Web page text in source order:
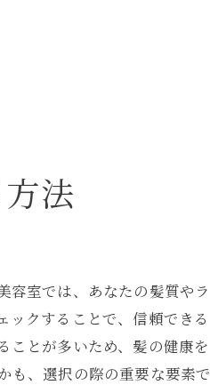
法
容室では、あなたの髪質やラ
クすることで、信頼できる
ことが多いため、髪の健康を
も、選択の際の重要な要素で